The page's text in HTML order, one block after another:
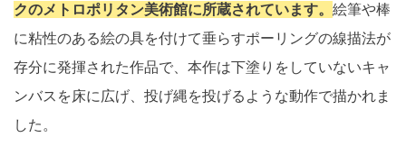
クのメトロポリタン美術館に所蔵されています。 絵筆や棒
に粘性のある絵の具を付けて垂らすポーリングの線描法が
存分に発揮された作品で、本作は下塗りをしていないキャ
ンバスを床に広げ、投げ縄を投げるような動作で描かれま
した。